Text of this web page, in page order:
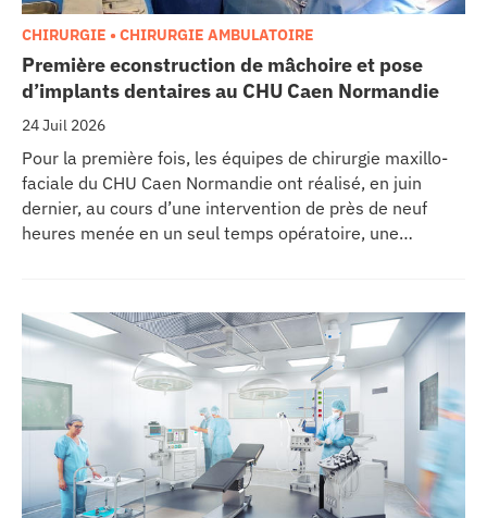
Première econstruction de mâchoire et pose
d’implants dentaires au CHU Caen Normandie
24 Juil 2026
CHIRURGIE • CHIRURGIE AMBULATOIRE
Pour la première fois, les équipes de chirurgie maxillo-
faciale du CHU Caen Normandie ont réalisé, en juin
dernier, au cours d’une intervention de près de neuf
heures menée en un seul temps opératoire, une